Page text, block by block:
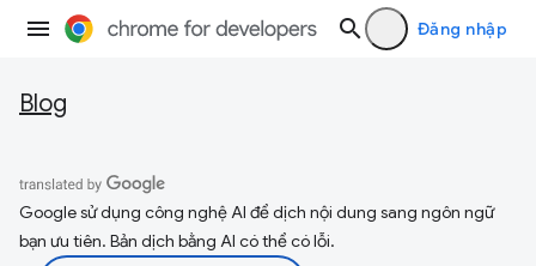
Đăng nhập
Blog
Google sử dụng công nghệ AI để dịch nội dung sang ngôn ngữ
bạn ưu tiên. Bản dịch bằng AI có thể có lỗi.